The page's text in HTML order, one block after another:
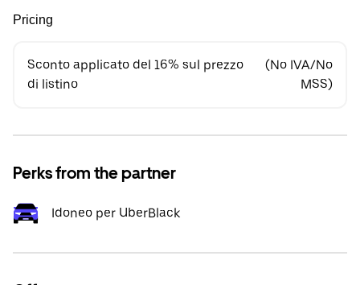
Pricing
Sconto applicato del 16% sul prezzo
di listino
(No IVA/No
MSS)
Perks from the partner
Idoneo per UberBlack